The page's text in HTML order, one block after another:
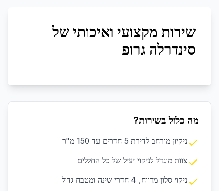
שירות מקצועי ואיכותי של
סינדרלה גרופ
מה כלול בשירות?
ניקיון מורחב לדירת 5 חדרים עד 150 מ"ר
צוות מוגדל לניקוי יעיל של כל החללים
ניקוי סלון מרווח, 4 חדרי שינה ומטבח גדול